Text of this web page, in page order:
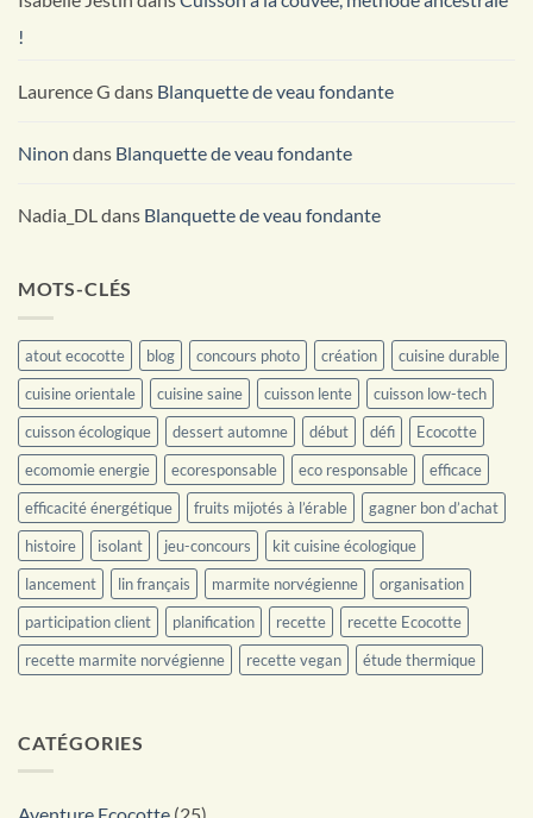
!
Laurence G dans Blanquette de veau fondante
Ninon dans Blanquette de veau fondante
Nadia_DLdans Blanquette de veau fondante
MOTS-CLÉS
atout ecocotte blog concours photo création
cuisine durable
cuisine orientale
cuisine saine cuisson lente
cuisson low-tech
cuisson écologique
dessert automne début défi
Ecocotte
ecomomie energie
ecoresponsable eco responsable
efficace
efficacité énergétique
fruits mijotés à l’érable
gagner bon d’achat
histoire
isolant jeu-concours
kit cuisine écologique
lancement
lin français marmite norvégienne
organisation
participation client
planification recette
recette Ecocotte
recette marmite norvégienne
recette vegan étude thermique
CATÉGORIES